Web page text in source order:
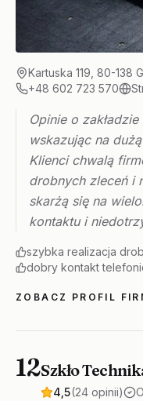
Kartuska 119, 80-138
+48 602 723 570
Opinie o
wskazując na
Klienci chwalą
drobnych zleceń i
skarżą się na
kontaktu i
szybka realizacja
dobry kontakt
ZOBACZ PROFIL
12Szkło
4,5(24 opinii)